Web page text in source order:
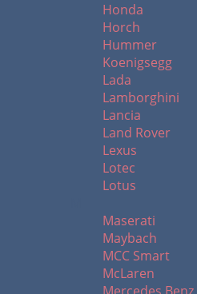
Honda
Horch
Hummer
Koenigsegg
Lada
Lamborghini
Lancia
Land Rover
Lexus
Lotec
Lotus
Maserati
Maybach
MCC Smart
McLaren